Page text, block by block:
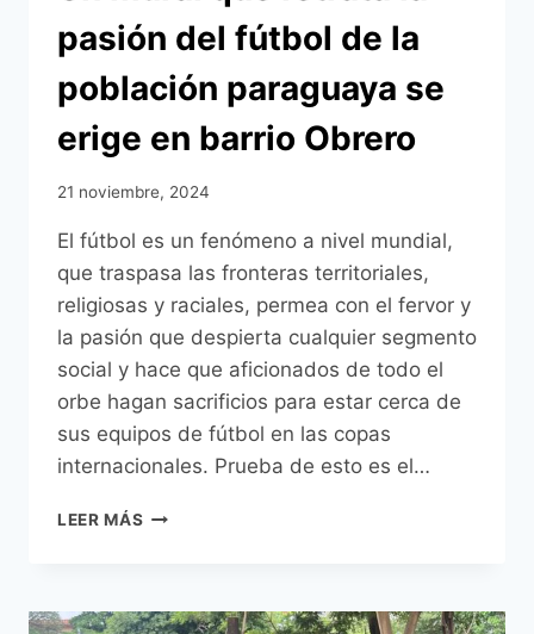
DE
COPA
SUDAMERICANA
2024
BARRIO
pasión del fútbol de la
población paraguaya se
erige en barrio Obrero
21 noviembre, 2024
El fútbol es un fenómeno a nivel mundial,
que traspasa las fronteras territoriales,
religiosas y raciales, permea con el fervor y
la pasión que despierta cualquier segmento
social y hace que aficionados de todo el
orbe hagan sacrificios para estar cerca de
sus equipos de fútbol en las copas
internacionales. Prueba de esto es el…
LEER MÁS UN
LA